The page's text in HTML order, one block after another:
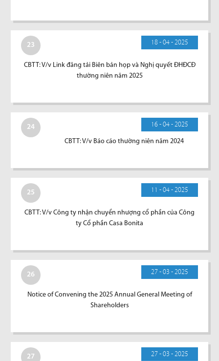
23 18 - 04 - 2025
CBTT: V/v Link đăng tải Biên bản họp và Nghị quyết ĐHĐCĐ
thường niên năm 2025
24 16 - 04 - 2025
CBTT: V/v Báo cáo thường niên năm 2024
25 11 - 04 - 2025
CBTT: V/v Công ty nhận chuyển nhượng cổ phần của Công
ty Cổ phần Casa Bonita
26 27 - 03 - 2025
Notice of Convening the 2025 Annual General Meeting of
Shareholders
27 27 - 03 - 2025